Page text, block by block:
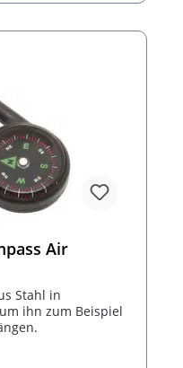
Prismensystem
Der Kompass wird
als Theodolit
werden.
Air
Stahl in
ihn zum Beispiel